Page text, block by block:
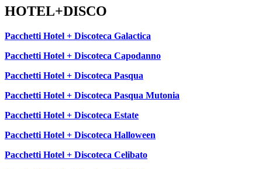
HOTEL+DISCO
Pacchetti Hotel + Discoteca Galactica
Pacchetti Hotel + Discoteca Capodanno
Pacchetti Hotel + Discoteca Pasqua
Pacchetti Hotel + Discoteca Pasqua Mutonia
Pacchetti Hotel + Discoteca Estate
Pacchetti Hotel + Discoteca Halloween
Pacchetti Hotel + Discoteca Celibato